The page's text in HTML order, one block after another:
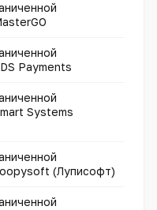
Payments
Systems
(Луписофт)